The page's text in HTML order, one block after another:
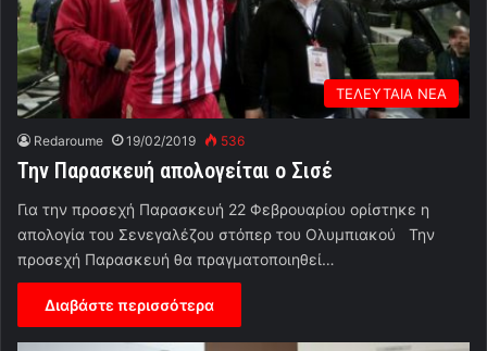
ΤΕΛΕΥΤΑΙΑ ΝΕΑ
Redaroume 19/02/2019 536
Την Παρασκευή απολογείται ο Σισέ
Για την προσεχή Παρασκευή 22 Φεβρουαρίου ορίστηκε η
απολογία του Σενεγαλέζου στόπερ του Ολυμπιακού Την
προσεχή Παρασκευή θα πραγματοποιηθεί…
Διαβάστε περισσότερα